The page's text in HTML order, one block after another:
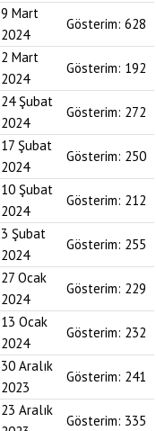
9 Mart
2024
Gösterim: 628
2 Mart
2024
Gösterim: 192
24 Şubat
2024
Gösterim: 272
17 Şubat
2024
Gösterim: 250
10 Şubat
2024
Gösterim: 212
3 Şubat
2024
Gösterim: 255
27 Ocak
2024
Gösterim: 229
13 Ocak
2024
Gösterim: 232
30 Aralık
2023
Gösterim: 241
23 Aralık
Gösterim: 335